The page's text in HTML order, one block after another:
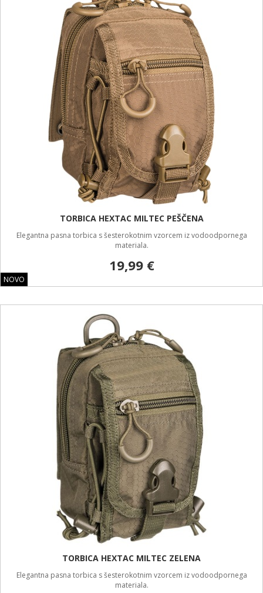
NOVO
TORBICA HEXTAC MILTEC PEŠČENA
Elegantna pasna torbica s šesterokotnim vzorcem iz vodoodpornega
materiala.
19,99 €
TORBICA HEXTAC MILTEC ZELENA
Elegantna pasna torbica s šesterokotnim vzorcem iz vodoodpornega
materiala.